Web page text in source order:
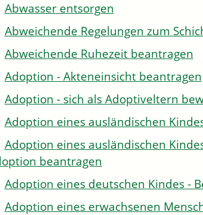
Abwasser entsorgen
Abweichende Regelungen zum
Abweichende Ruhezeit beantragen
Adoption - Akteneinsicht beantragen
Adoption - sich als Adoptiveltern
Adoption eines ausländischen
Adoption eines ausländischen
beantragen
Adoption eines deutschen Kindes -
Adoption eines erwachsenen